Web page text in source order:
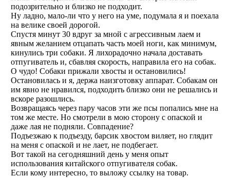
подозрительно и близко не подходит.
Ну ладно, мало-ли что у него на уме, подумала я и поехала
на велике своей дорогой.
Спустя минут 30 вдруг за мной с агрессивным лаем и
явным желанием отцапать часть моей ноги, как минимум,
кинулись три собаки. Я лихорадочно начала доставать
отпугиватель и, сбавляя скорость, направила его на собак.
О чудо! Собаки прижали хвосты и остановились!
Остановилась и я, держа наизготовку аппарат. Собакам он
им явно не нравился, подходить близко они не решались и
вскоре разошлись.
Возвращаясь через пару часов эти же псы попались мне на
том же месте. Но смотрели в мою сторону с опаской и
даже лая не подняли. Совпадение?
Подъезжаю к подъезду, барсик хвостом виляет, но глядит
на меня с опаской и не лает, не подбегает.
Вот такой на сегодняшний день у меня опыт
использования китайского отпугивателя собак.
Если кому интересно, то выложу ссылку на товар.